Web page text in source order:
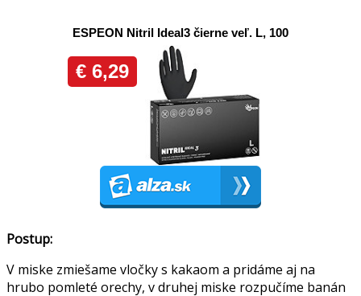
Postup:
V miske zmiešame vločky s kakaom a pridáme aj na
hrubo pomleté orechy, v druhej miske rozpučíme banán